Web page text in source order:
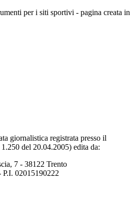
per i siti sportivi - pagina creata in
giornalistica registrata presso il
del 20.04.2005) edita da:
7 - 38122 Trento
02015190222